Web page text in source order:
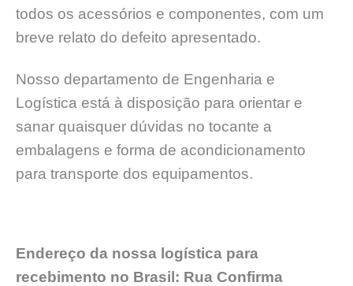
todos os acessórios e componentes, com um
breve relato do defeito apresentado.
Nosso departamento de Engenharia e
Logística está à disposição para orientar e
sanar quaisquer dúvidas no tocante a
embalagens e forma de acondicionamento
para transporte dos equipamentos.
Endereço da nossa logística para
recebimento no Brasil: Rua Confirma